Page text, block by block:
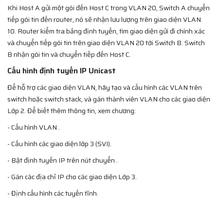
Khi Host A gửi một gói đến Host C trong VLAN 20, Switch A chuyển
tiếp gói tin đến router, nó sẽ nhận lưu lượng trên giao diện VLAN
10. Router kiểm tra bảng định tuyến, tìm giao diện gửi đi chính xác
và chuyển tiếp gói tin trên giao diện VLAN 20 tới Switch B. Switch
B nhận gói tin và chuyển tiếp đến Host C.
Cấu hình định tuyến IP Unicast
Để hỗ trợ các giao diện VLAN, hãy tạo và cấu hình các VLAN trên
switch hoặc switch stack, và gán thành viên VLAN cho các giao diện
Lớp 2. Để biết thêm thông tin, xem chương:
- Cấu hình VLAN .
- Cấu hình các giao diện lớp 3 (SVI).
- Bật định tuyến IP trên nút chuyển .
- Gán các địa chỉ IP cho các giao diện Lớp 3.
- Định cấu hình các tuyến tĩnh.